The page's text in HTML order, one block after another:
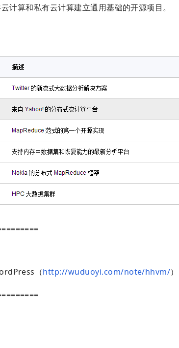
算和私有云计算建立通用基础的开源项目。
（http://wuduoyi.com/note/hhvm/）